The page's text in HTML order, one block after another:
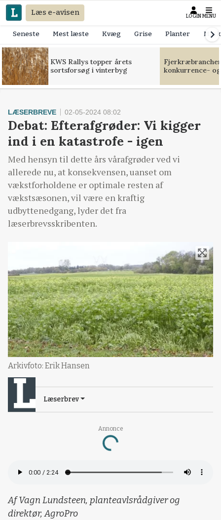
Læs e-avisen LOGIN MENU
Seneste Mest læste Kvæg Grise Planter
KWS Rallys topper årets
sortsforsøg i vinterbyg
konkurrence-
Annonce
Loading...
LÆSERBREVE 02-05-2024 08:02
Debat: Efterafgrøder: Vi kigger
ind i en katastrofe - igen
Med hensyn til dette års vårafgrøder ved vi
allerede nu, at konsekvensen, uanset om
vækstforholdene er optimale resten af
vækstsæsonen, vil være en kraftig
udbyttenedgang, lyder det fra
læserbrevsskribenten.
Arkivfoto: Erik Hansen
Læserbrev
Af Vagn Lundsteen, planteavlsrådgiver og
direktør, AgroPro